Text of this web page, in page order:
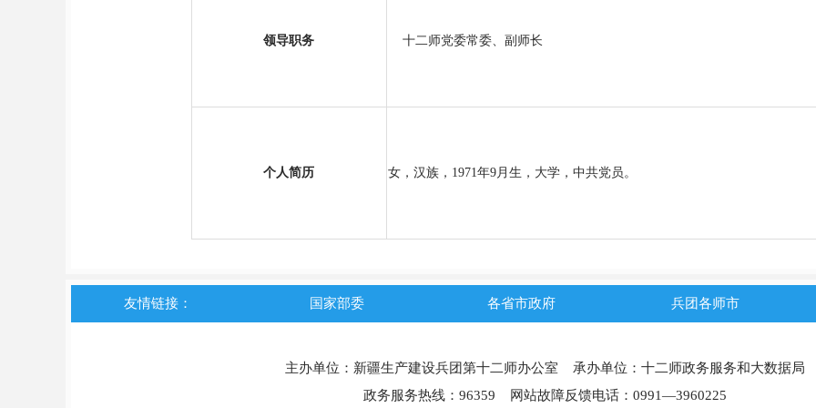
领导职务 十二师党委常委、副师长
个人简历 女，汉族，1971年9月生，大学，中共党员。
友情链接： 国家部委 各省市政府 兵团各师市
主办单位：新疆生产建设兵团第十二师办公室 承办单位：十二师政务服务和大数据局
政务服务热线：96359 网站故障反馈电话：0991—3960225